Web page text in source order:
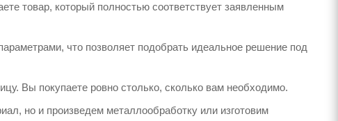
товар, который полностью соответствует заявленным
что позволяет подобрать идеальное решение под
Вы покупаете ровно столько, сколько вам необходимо.
но и произведем металлообработку или изготовим